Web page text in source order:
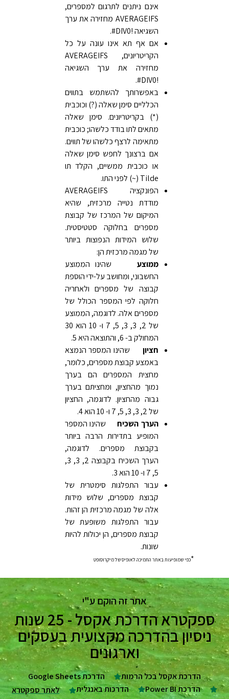
אינם ניתנים לתרגום למספרים,
AVERAGEIFS מחזירה את ערך
השגיאה ‎#DIV0!‎.
אם אף תא אינו עונה על כל
הקריטריונים, AVERAGEIFS
מחזירה את ערך השגיאה
‎#DIV0!‎.
באפשרותך להשתמש בתווים
הכלליים סימן שאלה (?) וכוכבית
(*) בקריטריונים. סימן שאלה
מתאים לתו בודד כלשהו; כוכבית
מתאימה לרצף כלשהו של תווים.
אם ברצונך לחפש סימן שאלה
או כוכבית ממשיים, הקלד תו
Tilde ‏(~) לפני התו.
הפונקציה AVERAGEIFS
מודדת נטייה מרכזית, שהיא
המיקום של המרכז של קבוצת
מספרים בחלוקה סטטיסטית.
שלוש המידות הנפוצות ביותר
של מגמה מרכזית הן:
ממוצע שהינו הממוצע
החשבוני, ומחושב על-ידי הוספת
קבוצה של מספרים ולאחריה
חלוקה לפי המספר הכולל של
מספרים אלה. לדוגמה, הממוצע
של 2, 3, 3, 5, 7 ו- 10 הוא 30
המחולק ב- 6, והתוצאה היא 5.
חציון שהינו המספר הנמצא
באמצע קבוצת מספרים, כלומר,
מחצית המספרים הם בערך
נמוך מהחציון, ומחציתם בערך
גבוה מהחציון. לדוגמה, החציון
של 2, 3, 3, 5, 7 ו- 10 הוא 4.
הערך השכיחשהינו המספר
המופיע בתדירות הרבה ביותר
בקבוצת מספרים. לדוגמה,
הערך השכיח בקבוצה 2, 3, 3,
5, 7 ו- 10 הוא 3.
עבור התפלגות סימטרית של
קבוצת מספרים, שלוש מידות
אלה של מגמה מרכזית הן זהות.
עבור התפלגות משופעת של
קבוצת מספרים, הן יכולות להיות
שונות.
*כפי שמופיעות באתר התמיכה לאופיס של מיקרוסופט
אתר זה הוקם ע"י
ספקטרא הדרכת אקסל - 25 שנות
ניסיון בהדרכה מקצועית בעסקים
וארגונים
הדרכת אקסל בכל הרמות
הדרכת Google Sheets
הדרכת Power BI
הדרכות באנגלית
לאתר ספקטרא